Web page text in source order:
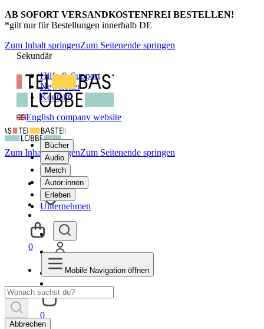
AB SOFORT VERSANDKOSTENFREI BESTELLEN!
*gilt nur für Bestellungen innerhalb DE
Zum Inhalt springenZum Seitenende springen
Sekundär
Hilfe & Support
Newsletter
Kontakt
English company website
Bücher
Audio
Merch
Autor:innen
Erleben
Unternehmen
0
Zum Inhalt springenZum Seitenende springen
0
Mobile Navigation öffnen
Abbrechen